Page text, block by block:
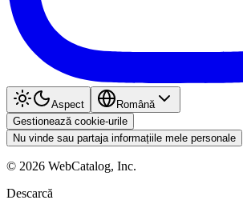
Aspect
Română
Gestionează cookie-urile
Nu vinde sau partaja informațiile mele personale
© 2026 WebCatalog, Inc.
Descarcă